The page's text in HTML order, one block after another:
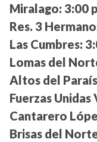
Miralago: 3:00
Res. 3
Las Cumbres:
Lomas del
Altos del
Fuerzas Unidas
Cantarero
Brisas del